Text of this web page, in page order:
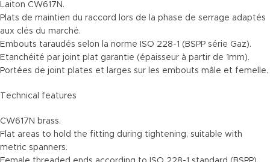
Laiton CW617N.
Plats de maintien du raccord lors de la phase de serrage adaptés
aux clés du marché.
Embouts taraudés selon la norme ISO 228-1 (BSPP série Gaz).
Etanchéité par joint plat garantie (épaisseur à partir de 1mm).
Portées de joint plates et larges sur les embouts mâle et femelle.
Technical features
CW617N brass.
Flat areas to hold the fitting during tightening, suitable with
metric spanners.